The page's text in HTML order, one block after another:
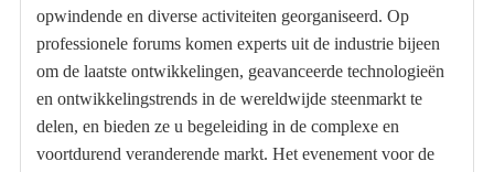
opwindende en diverse activiteiten georganiseerd. Op
professionele forums komen experts uit de industrie bijeen
om de laatste ontwikkelingen, geavanceerde technologieën
en ontwikkelingstrends in de wereldwijde steenmarkt te
delen, en bieden ze u begeleiding in de complexe en
voortdurend veranderende markt. Het evenement voor de